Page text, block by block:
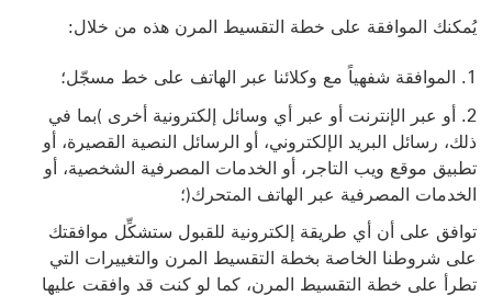
يُمكنك الموافقة على خطة التقسيط المرن هذه من خلال:
الموافقة شفهياً مع وكلائنا عبر الهاتف على خط مسجّل؛
أو عبر الإنترنت أو عبر أي وسائل إلكترونية أخرى )بما في
ذلك، رسائل البريد الإلكتروني، أو الرسائل النصية القصيرة، أو
تطبيق موقع ويب التاجر، أو الخدمات المصرفية الشخصية، أو
الخدمات المصرفية عبر الهاتف المتحرك(؛
توافق على أن أي طريقة إلكترونية للقبول ستشكِّل موافقتك
على شروطنا الخاصة بخطة التقسيط المرن والتغييرات التي
تطرأ على خطة التقسيط المرن، كما لو كنت قد وافقت عليها